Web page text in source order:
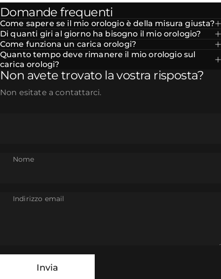
Domande frequenti
Come sapere se il mio orologio è della misura giusta?
Di quanti giri al giorno ha bisogno il mio orologio?
Come funziona un carica orologi?
Quanto tempo deve rimanere il mio orologio sul
carica orologi?
Non avete trovato la vostra risposta?
Non esitate a contattarci.
Nome
Indirizzo email
Invia